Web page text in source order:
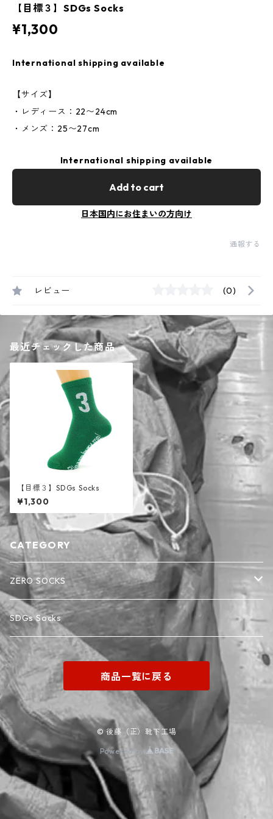
【目標３】SDGs Socks
¥1,300
International shipping available
【サイズ】
・レディース：22〜24cm
・メンズ：25〜27cm
International shipping available
Add to cart
日本国内にお住まいの方向け
通報する
レビュー (0)
最近チェックした商品
【目標３】SDGs Socks
¥1,300
CATEGORY
ZERO SOCKS
ベビー・キッズサイズ
レディース・メンズサイズ
SDGs Socks
商品一覧に戻る
© 後藤（正）靴下工場
Powered by